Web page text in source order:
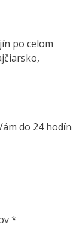
po celom
do 24 hodín
*